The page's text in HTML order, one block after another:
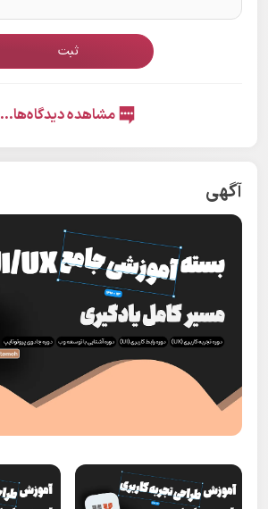
ثبت
مشاهده دیدگاه‌ها...
آگهی